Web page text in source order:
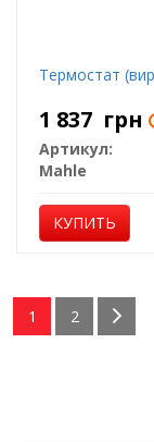
Термостат
1 837 грн
Артикул:
Mahle
КУПИТЬ
1 2